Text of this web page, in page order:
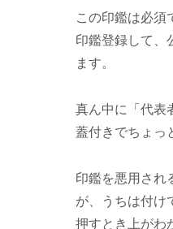
この印鑑は必須
印鑑登録して、
ます。
真ん中に「代表
蓋付きでちょっ
印鑑を悪用され
が、うちは付け
押すとき上がわ